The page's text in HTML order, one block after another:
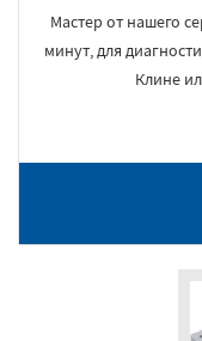
Мастер от нашего
минут, для
Клине